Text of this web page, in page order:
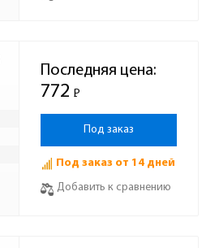
Последняя цена:
772 Р
-
Под заказ
Под заказ от 14 дней
Добавить к сравнению